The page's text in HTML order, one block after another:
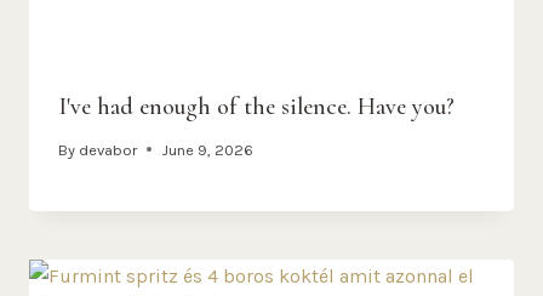
I've had enough of the silence. Have you?
By devabor June 9, 2026